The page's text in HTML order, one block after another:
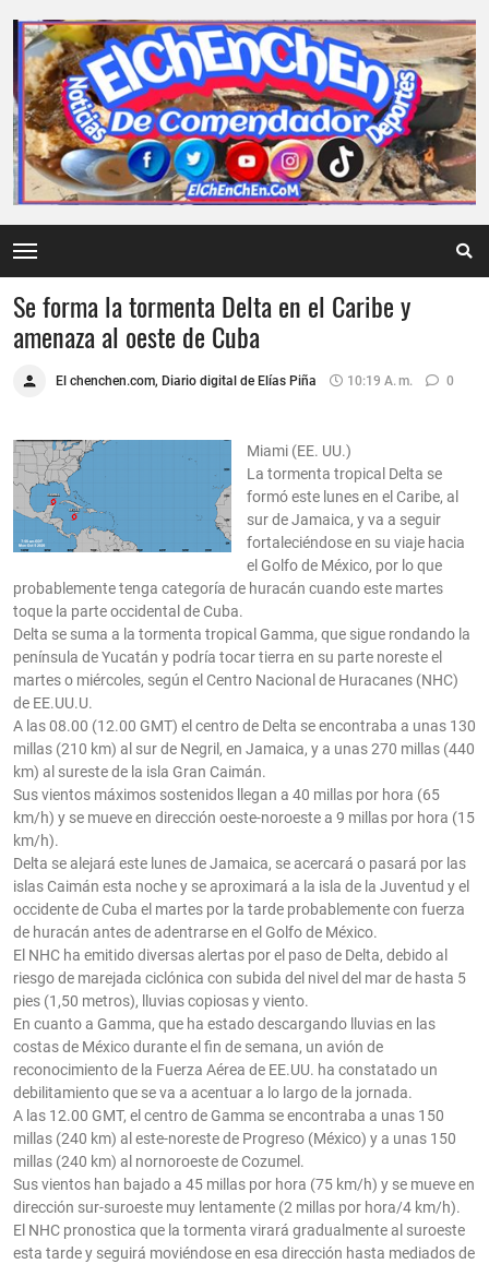
Se forma la tormenta Delta en el Caribe y
amenaza al oeste de Cuba
El chenchen.com, Diario digital de Elías Piña 10:19 A. M. 0
Miami (EE. UU.)
La tormenta tropical Delta se
formó este lunes en el Caribe, al
sur de Jamaica, y va a seguir
fortaleciéndose en su viaje hacia
el Golfo de México, por lo que
probablemente tenga categoría de huracán cuando este martes
toque la parte occidental de Cuba.
Delta se suma a la tormenta tropical Gamma, que sigue rondando la
península de Yucatán y podría tocar tierra en su parte noreste el
martes o miércoles, según el Centro Nacional de Huracanes (NHC)
de EE.UU.U.
A las 08.00 (12.00 GMT) el centro de Delta se encontraba a unas 130
millas (210 km) al sur de Negril, en Jamaica, y a unas 270 millas (440
km) al sureste de la isla Gran Caimán.
Sus vientos máximos sostenidos llegan a 40 millas por hora (65
km/h) y se mueve en dirección oeste-noroeste a 9 millas por hora (15
km/h).
Delta se alejará este lunes de Jamaica, se acercará o pasará por las
islas Caimán esta noche y se aproximará a la isla de la Juventud y el
occidente de Cuba el martes por la tarde probablemente con fuerza
de huracán antes de adentrarse en el Golfo de México.
El NHC ha emitido diversas alertas por el paso de Delta, debido al
riesgo de marejada ciclónica con subida del nivel del mar de hasta 5
pies (1,50 metros), lluvias copiosas y viento.
En cuanto a Gamma, que ha estado descargando lluvias en las
costas de México durante el fin de semana, un avión de
reconocimiento de la Fuerza Aérea de EE.UU. ha constatado un
debilitamiento que se va a acentuar a lo largo de la jornada.
A las 12.00 GMT, el centro de Gamma se encontraba a unas 150
millas (240 km) al este-noreste de Progreso (México) y a unas 150
millas (240 km) al nornoroeste de Cozumel.
Sus vientos han bajado a 45 millas por hora (75 km/h) y se mueve en
dirección sur-suroeste muy lentamente (2 millas por hora/4 km/h).
El NHC pronostica que la tormenta virará gradualmente al suroeste
esta tarde y seguirá moviéndose en esa dirección hasta mediados de